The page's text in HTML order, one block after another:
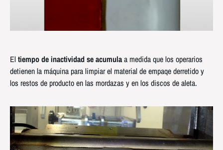
Eltiempo de inactividad se acumulaa medida que los operarios
detienen la máquina para limpiar el material de empaqe derretido y
los restos de producto en las mordazas y en los discos de aleta.